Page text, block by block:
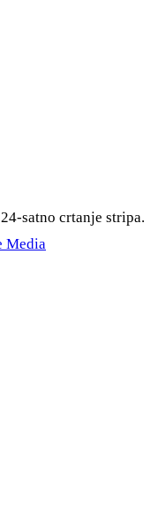
satno crtanje stripa.
Media